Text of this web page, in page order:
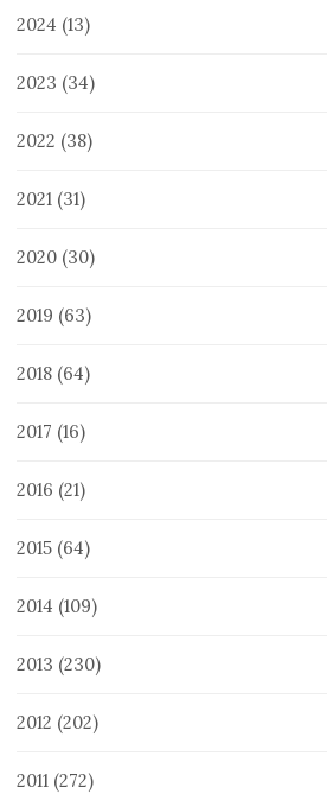
2024 (13)
2023 (34)
2022 (38)
2021 (31)
2020 (30)
2019 (63)
2018 (64)
2017 (16)
2016 (21)
2015 (64)
2014 (109)
2013 (230)
2012 (202)
2011 (272)